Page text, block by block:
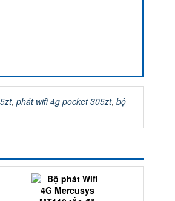
, phát wifi 4g pocket 305zt, bộ